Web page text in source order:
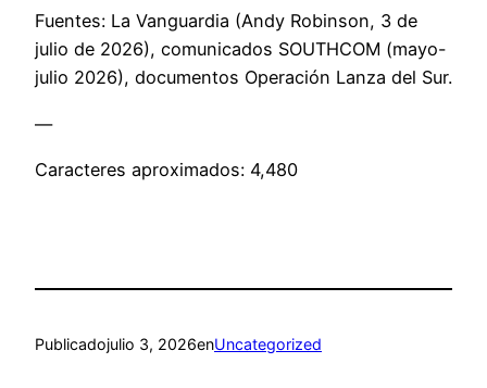
Fuentes: La Vanguardia (Andy Robinson, 3 de
julio de 2026), comunicados SOUTHCOM (mayo-
julio 2026), documentos Operación Lanza del Sur.
—
Caracteres aproximados: 4,480
Publicadojulio 3, 2026enUncategorized